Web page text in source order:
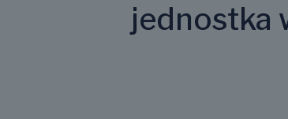
jednostka